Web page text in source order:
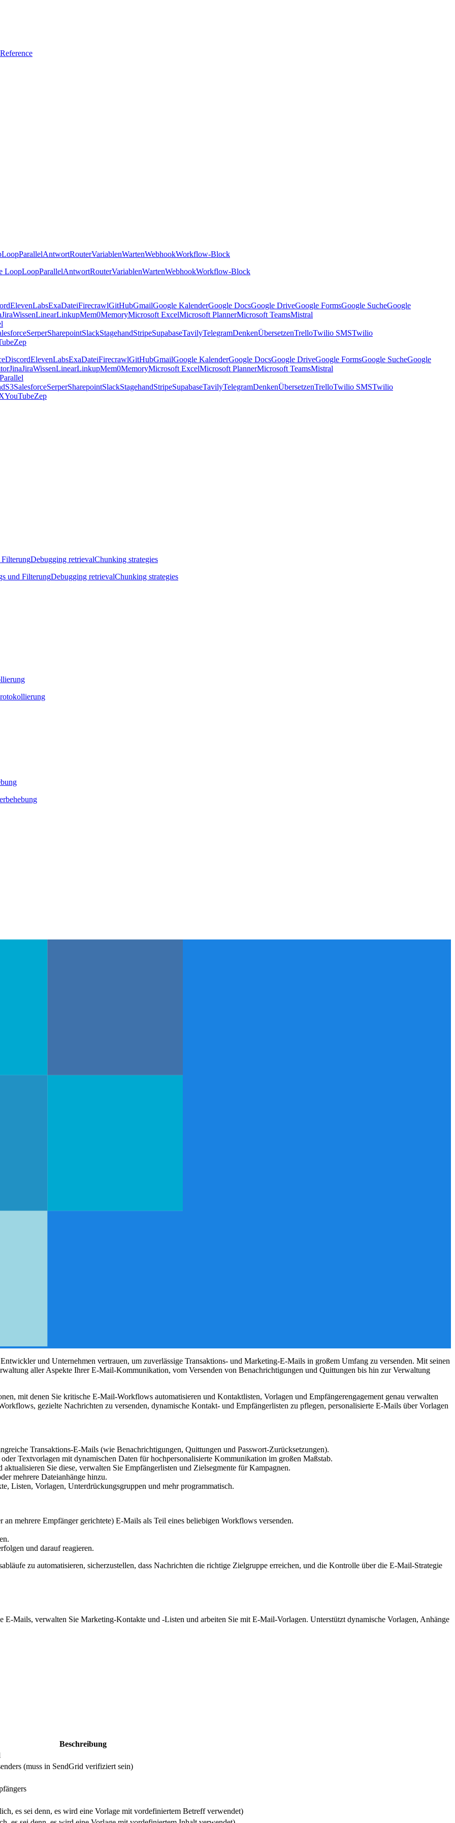
LoopParallelAntwortRouterVariablenWartenWebhookWorkflow-Block
LoopLoopParallelAntwortRouterVariablenWartenWebhookWorkflow-Block
ElevenLabsExaDateiFirecrawlGitHubGmailGoogle KalenderGoogle DocsGoogle DriveGoogle FormsGoogle SucheGoogle
JiraWissenLinearLinkupMem0MemoryMicrosoft ExcelMicrosoft PlannerMicrosoft TeamsMistral
SerperSharepointSlackStagehandStripeSupabaseTavilyTelegramDenkenÜbersetzenTrelloTwilio SMSTwilio
Zep
DiscordElevenLabsExaDateiFirecrawlGitHubGmailGoogle KalenderGoogle DocsGoogle DriveGoogle FormsGoogle SucheGoogle
JinaJiraWissenLinearLinkupMem0MemoryMicrosoft ExcelMicrosoft PlannerMicrosoft TeamsMistral
Parallel
S3SalesforceSerperSharepointSlackStagehandStripeSupabaseTavilyTelegramDenkenÜbersetzenTrelloTwilio SMSTwilio
YouTubeZep
FilterungDebugging retrievalChunking strategies
und FilterungDebugging retrievalChunking strategies
und Unternehmen vertrauen, um zuverlässige Transaktions- und Marketing-E-Mails in großem Umfang zu versenden. Mit seinen
aller Aspekte Ihrer E-Mail-Kommunikation, vom Versenden von Benachrichtigungen und Quittungen bis hin zur Verwaltung
mit denen Sie kritische E-Mail-Workflows automatisieren und Kontaktlisten, Vorlagen und Empfängerengagement genau verwalten
gezielte Nachrichten zu versenden, dynamische Kontakt- und Empfängerlisten zu pflegen, personalisierte E-Mails über Vorlagen
Transaktions-E-Mails (wie Benachrichtigungen, Quittungen und Passwort-Zurücksetzungen).
Textvorlagen mit dynamischen Daten für hochpersonalisierte Kommunikation im großen Maßstab.
Sie diese, verwalten Sie Empfängerlisten und Zielsegmente für Kampagnen.
mehrere Dateianhänge hinzu.
Listen, Vorlagen, Unterdrückungsgruppen und mehr programmatisch.
mehrere Empfänger gerichtete) E-Mails als Teil eines beliebigen Workflows versenden.
und darauf reagieren.
zu automatisieren, sicherzustellen, dass Nachrichten die richtige Zielgruppe erreichen, und die Kontrolle über die E-Mail-Strategie
Mails, verwalten Sie Marketing-Kontakte und -Listen und arbeiten Sie mit E-Mail-Vorlagen. Unterstützt dynamische Vorlagen, Anhänge
Beschreibung
(muss in SendGrid verifiziert sein)
es sei denn, es wird eine Vorlage mit vordefiniertem Betreff verwendet)